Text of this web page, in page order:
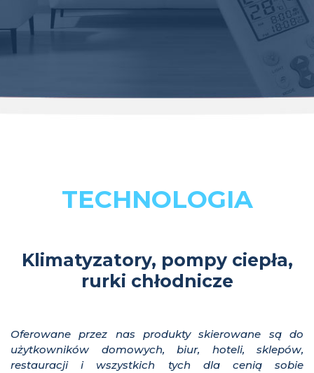
TECHNOLOGIA
Klimatyzatory, pompy ciepła,
rurki chłodnicze
Oferowane przez nas produkty skierowane są do
użytkowników domowych, biur, hoteli, sklepów,
restauracji i wszystkich tych dla cenią sobie